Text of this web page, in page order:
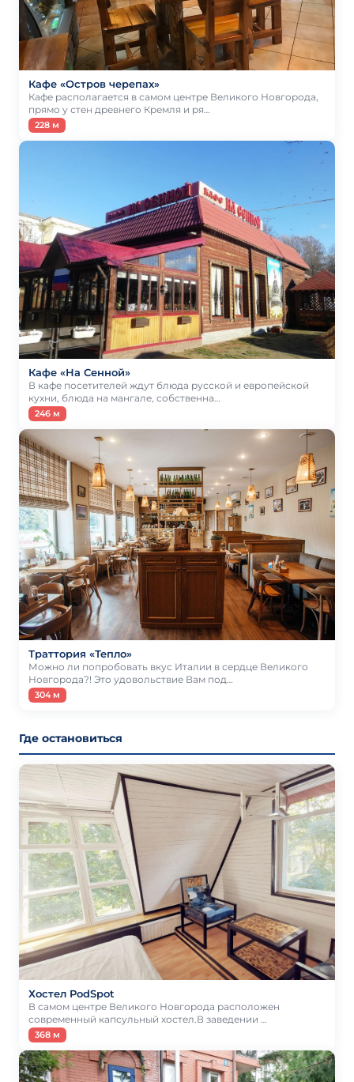
Кафе «Остров черепах»
Кафе располагается в самом центре Великого Новгорода,
прямо у стен древнего Кремля и ря…
228 м
Кафе «На Сенной»
В кафе посетителей ждут блюда русской и европейской
кухни, блюда на мангале, собственна…
246 м
Траттория «Тепло»
Можно ли попробовать вкус Италии в сердце Великого
Новгорода?! Это удовольствие Вам под…
304 м
Где остановиться
Хостел PodSpot
В самом центре Великого Новгорода расположен
современный капсульный хостел.В заведении …
368 м